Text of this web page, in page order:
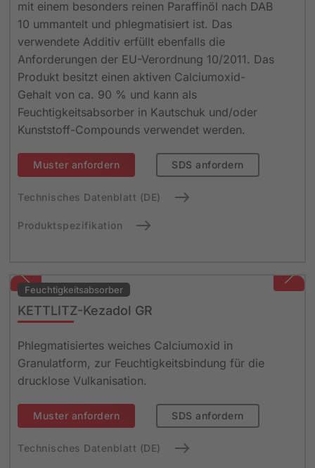
mit einem besonders reinen Paraffinöl nach DAB
10 ummantelt und phlegmatisiert ist. Das
verwendete Additiv erfüllt ebenfalls die
Anforderungen der EU-Verordnung 10/2011. Das
Produkt besitzt einen aktiven Calciumoxid-
Gehalt von ca. 90 % und kann als
Feuchtigkeitsabsorber in Kautschuk und/oder
Kunststoff-Compounds verwendet werden.
Muster anfordern SDS anfordern
Technisches Datenblatt (DE)
Produktspezifikation
Feuchtigkeits­absorber
KETTLITZ-Kezadol GR
Phlegmatisiertes weiches Calciumoxid in
Granulatform, zur Feuchtigkeitsbindung für die
drucklose Vulkanisation.
Muster anfordern SDS anfordern
Technisches Datenblatt (DE)